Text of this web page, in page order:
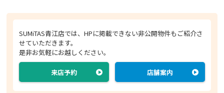
SUMiTAS青江店では、HPに掲載できない非公開物件もご紹介さ
せていただきます。
是非お気軽にお越しください。
来店予約 店舗案内